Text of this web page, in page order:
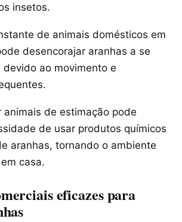
insetos.
de animais domésticos em
desencorajar aranhas a se
ao movimento e
animais de estimação pode
de usar produtos químicos
aranhas, tornando o ambiente
casa.
eficazes para